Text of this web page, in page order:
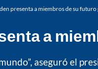
presenta a miembros de su futuro
a
aseguró el